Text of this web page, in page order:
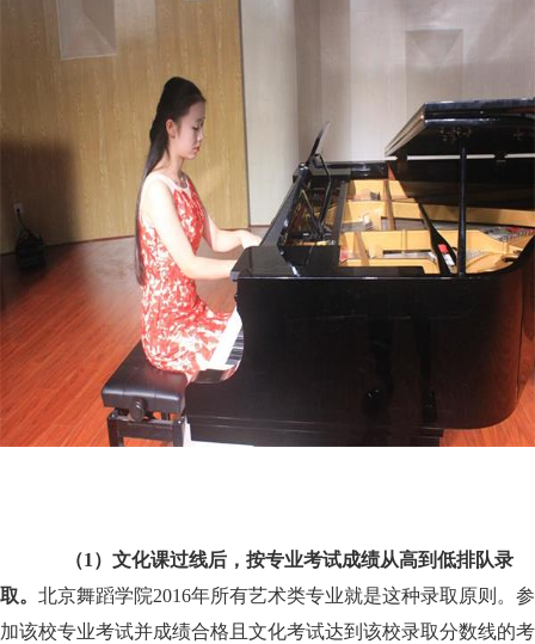
（1）文化课过线后，按专业考试成绩从高到低排队录
取。 北京舞蹈学院2016年所有艺术类专业就是这种录取原则。参
加该校专业考试并成绩合格且文化考试达到该校录取分数线的考